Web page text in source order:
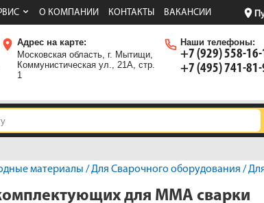
О КОМПАНИИ КОНТАКТЫ ВАКАНСИИ
Адрес на карте:
Московская область, г. Мытищи,
Коммунистическая ул., 21А, стр.
1
Наши телефоны:
+7 (929) 558-16-
+7 (495) 741-81-
материалы /Для Сварочного оборудования /
для MMA сварки